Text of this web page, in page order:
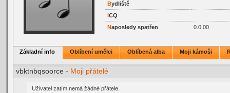
Bydliště
ICQ
Naposledy spatřen 0.0.00
Základní info Oblíbení umělci Oblíbená alba Moji kámoši
vbktnbqsoorce - Moji přátelé
Uživatel zatím nemá žádné přátele.